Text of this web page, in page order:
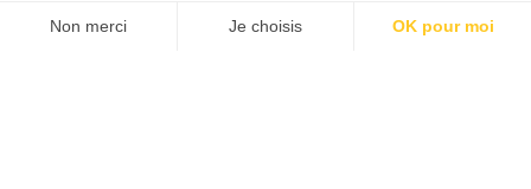
Non merci Je choisis OK pour moi